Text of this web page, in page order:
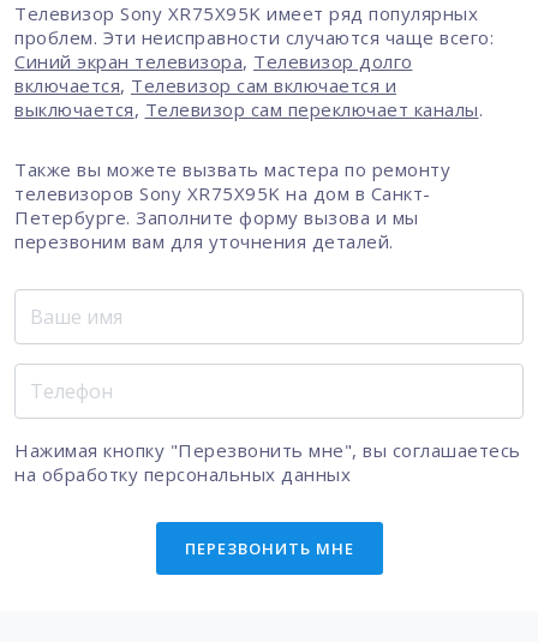
Телевизор Sony XR75X95K имеет ряд популярных
проблем. Эти неисправности случаются чаще всего:
Синий экран телевизора, Телевизор долго
включается, Телевизор сам включается и
выключается, Телевизор сам переключает каналы.
Также вы можете вызвать мастера по ремонту
телевизоров Sony XR75X95K на дом в Санкт-
Петербурге. Заполните форму вызова и мы
перезвоним вам для уточнения деталей.
Нажимая кнопку "Перезвонить мне", вы соглашаетесь
на обработку персональных данных
ПЕРЕЗВОНИТЬ МНЕ